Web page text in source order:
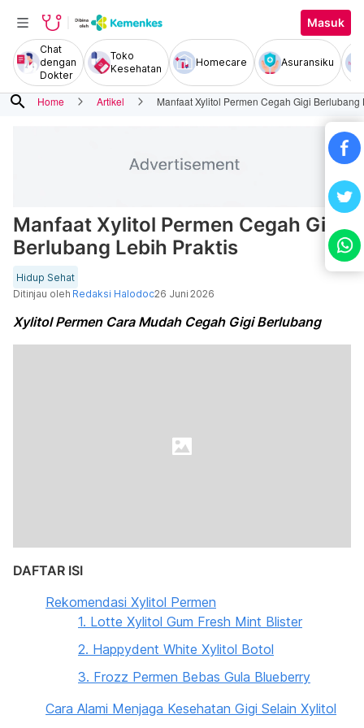
Masuk
Chat
dengan
Dokter
Toko
Kesehatan
Homecare Asuransiku
search Home Artikel Manfaat Xylitol Permen Cegah Gigi Berlubang
Manfaat Xylitol Permen Cegah Gigi
Berlubang Lebih Praktis
Hidup Sehat
Ditinjau oleh Redaksi Halodoc26 Juni 2026
Xylitol Permen Cara Mudah Cegah Gigi Berlubang
DAFTAR ISI
Rekomendasi Xylitol Permen
1. Lotte Xylitol Gum Fresh Mint Blister
2. Happydent White Xylitol Botol
3. Frozz Permen Bebas Gula Blueberry
Cara Alami Menjaga Kesehatan Gigi Selain Xylitol